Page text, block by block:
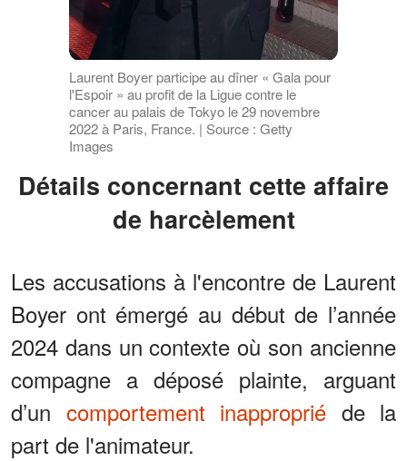
Laurent Boyer participe au dîner « Gala pour
l'Espoir » au profit de la Ligue contre le
cancer au palais de Tokyo le 29 novembre
2022 à Paris, France. | Source : Getty
Images
Détails concernant cette affaire
de harcèlement
Les accusations à l'encontre de Laurent
Boyer ont émergé au début de l’année
2024 dans un contexte où son ancienne
compagne a déposé plainte, arguant
d’un comportement inapproprié de la
part de l'animateur.